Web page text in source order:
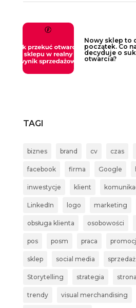
Nowy sklep to
początek. Co
decyduje o
otwarcia?
TAGI
biznes brand cv czas
facebook firma Google
inwestycje klient
LinkedIn logo marketing
obsługa klienta osobowości
pos posm praca
sklep social media sprzedaż
Storytelling strategia
trendy visual merchandising